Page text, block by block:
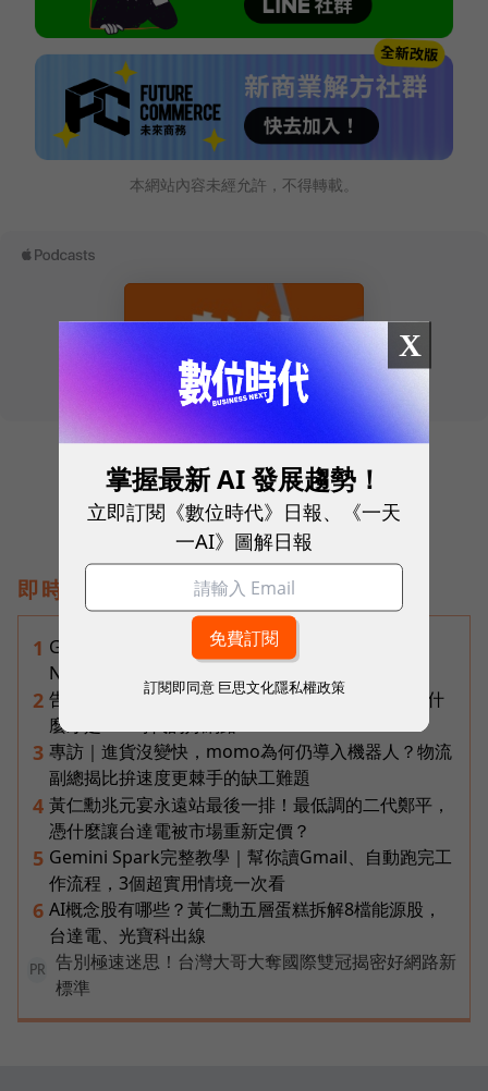
本網站內容未經允許，不得轉載。
即時熱門文章
1 Gemini完整教學地圖！37篇實測整理，
Notebooks、Spark、提示詞架構全打包
2 告別「極速迷思」！Opensignal 國際評比揭密：什
麼才是 5G 時代的好網路？
3 專訪｜進貨沒變快，momo為何仍導入機器人？物流
副總揭比拚速度更棘手的缺工難題
4 黃仁勳兆元宴永遠站最後一排！最低調的二代鄭平，
憑什麼讓台達電被市場重新定價？
5 Gemini Spark完整教學｜幫你讀Gmail、自動跑完工
作流程，3個超實用情境一次看
6 AI概念股有哪些？黃仁勳五層蛋糕拆解8檔能源股，
台達電、光寶科出線
PR
告別極速迷思！台灣大哥大奪國際雙冠揭密好網路新
標準
X
掌握最新 AI 發展趨勢！
立即訂閱《數位時代》日報、《一天
一AI》圖解日報
訂閱即同意 巨思文化隱私權政策